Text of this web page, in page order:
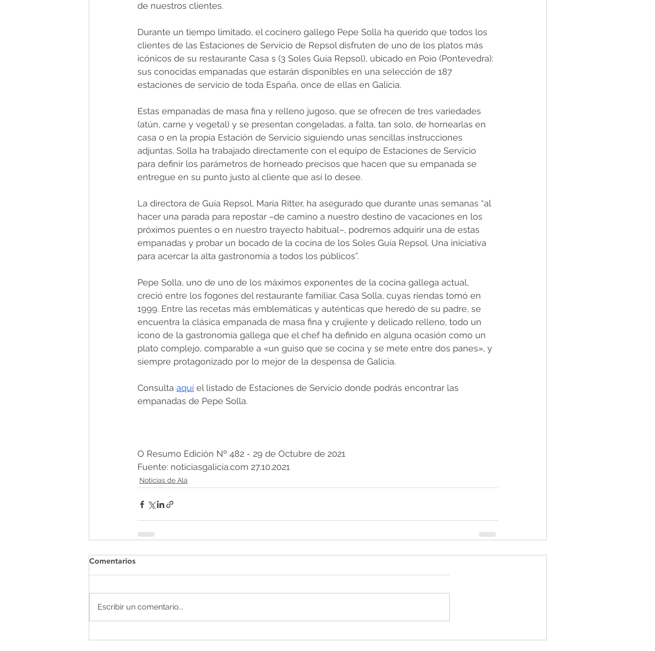
de nuestros clientes.
Durante un tiempo limitado, el cocinero gallego Pepe Solla ha querido que todos los
clientes de las Estaciones de Servicio de Repsol disfruten de uno de los platos más
icónicos de su restaurante Casa s (3 Soles Guía Repsol), ubicado en Poio (Pontevedra):
sus conocidas empanadas que estarán disponibles en una selección de 187
estaciones de servicio de toda España, once de ellas en Galicia.
Estas empanadas de masa fina y relleno jugoso, que se ofrecen de tres variedades
(atún, carne y vegetal) y se presentan congeladas, a falta, tan solo, de hornearlas en
casa o en la propia Estación de Servicio siguiendo unas sencillas instrucciones
adjuntas. Solla ha trabajado directamente con el equipo de Estaciones de Servicio
para definir los parámetros de horneado precisos que hacen que su empanada se
entregue en su punto justo al cliente que así lo desee.
La directora de Guía Repsol, María Ritter, ha asegurado que durante unas semanas “al
hacer una parada para repostar –de camino a nuestro destino de vacaciones en los
próximos puentes o en nuestro trayecto habitual–, podremos adquirir una de estas
empanadas y probar un bocado de la cocina de los Soles Guía Repsol. Una iniciativa
para acercar la alta gastronomía a todos los públicos”.
Pepe Solla, uno de uno de los máximos exponentes de la cocina gallega actual,
creció entre los fogones del restaurante familiar, Casa Solla, cuyas riendas tomó en
1999. Entre las recetas más emblemáticas y auténticas que heredó de su padre, se
encuentra la clásica empanada de masa fina y crujiente y delicado relleno, todo un
icono de la gastronomía gallega que el chef ha definido en alguna ocasión como un
plato complejo, comparable a «un guiso que se cocina y se mete entre dos panes», y
siempre protagonizado por lo mejor de la despensa de Galicia.
Consulta aquí el listado de Estaciones de Servicio donde podrás encontrar las
empanadas de Pepe Solla.
O Resumo Edición Nº 482 - 29 de Octubre de 2021
Fuente: noticiasgalicia.com 27.10.2021
Noticias de Alá
Comentarios
Escribir un comentario...